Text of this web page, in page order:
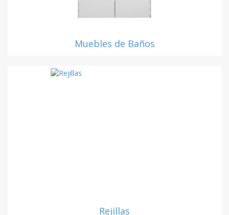
Muebles de Baños
Rejillas